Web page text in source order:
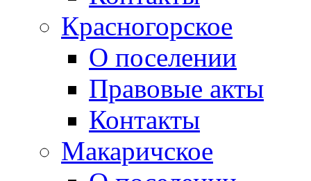
Красногорское
О поселении
Правовые акты
Контакты
Макаричское